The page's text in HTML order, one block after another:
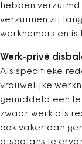
hebben
verzuimen zij
werknemers en is
Werk-privé
Als specifieke
vrouwelijke
gemiddeld een
zwaar werk als
ook vaker dan
disbalans te